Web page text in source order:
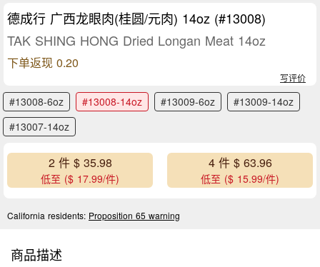
德成行 广西龙眼肉(桂圆/元肉) 14oz (#13008)
TAK SHING HONG Dried Longan Meat 14oz
下单返现 0.20
写评价
#13008-6oz #13008-14oz #13009-6oz
#13009-14oz
#13007-14oz
2 件 $ 35.98
低至 ($ 17.99/件)
4 件 $ 63.96
低至 ($ 15.99/件)
California residents: Proposition 65 warning
商品描述